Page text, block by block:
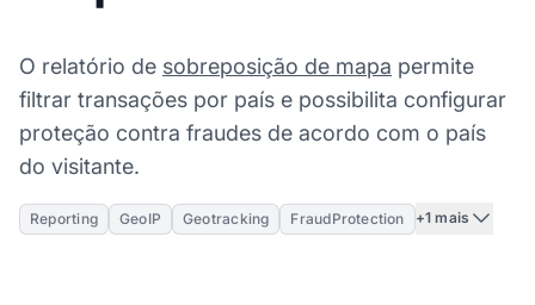
O relatório de sobreposição de mapa permite
filtrar transações por país e possibilita configurar
proteção contra fraudes de acordo com o país
do visitante.
Reporting GeoIP Geotracking FraudProtection +1 mais